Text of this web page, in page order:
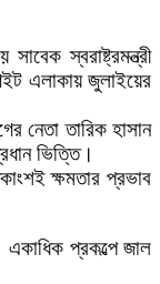
স্বরাষ্ট্রমন্ত্রী
এলাকায় জুলাইয়ের
নেতা তারিক হাসান
ভিত্তি।
ক্ষমতার প্রভাব
একাধিক প্রকল্পে জাল